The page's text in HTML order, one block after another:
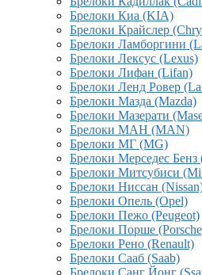
Брелоки Киа (KIA)
Брелоки Крайслер
Брелоки Ламборгини
Брелоки Лексус (Lexus)
Брелоки Лифан (Lifan)
Брелоки Ленд Ровер
Брелоки Мазда (Mazda)
Брелоки Мазерати
Брелоки МАН (MAN)
Брелоки МГ (MG)
Брелоки Мерседес Бенз
Брелоки Митсубиси
Брелоки Ниссан
Брелоки Опель (Opel)
Брелоки Пежо (Peugeot)
Брелоки Порше
Брелоки Рено (Renault)
Брелоки Сааб (Saab)
Брелоки Санг Йонг